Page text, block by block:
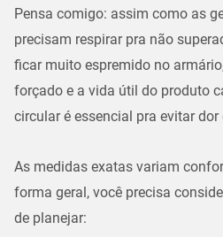
Pensa comigo: assim como as
precisam respirar pra não
ficar muito espremido no
forçado e a vida útil do produto
circular é essencial pra evitar dor
As medidas exatas variam
forma geral, você precisa
de planejar: